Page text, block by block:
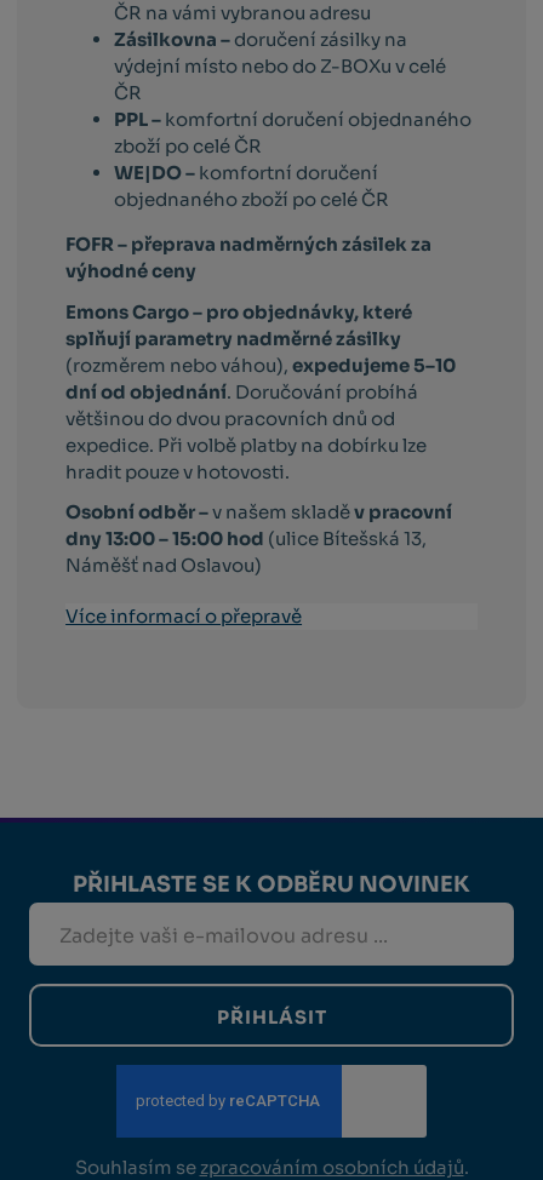
ČR na vámi vybranou adresu
Zásilkovna – doručení zásilky na
výdejní místo nebo do Z-BOXu v celé
ČR
PPL – komfortní doručení objednaného
zboží po celé ČR
WE|DO – komfortní doručení
objednaného zboží po celé ČR
FOFR – přeprava nadměrných zásilek za
výhodné ceny
Emons Cargo – pro objednávky, které
splňují parametry nadměrné zásilky
(rozměrem nebo váhou),expedujeme 5–10
dní od objednání. Doručování probíhá
většinou do dvou pracovních dnů od
expedice. Při volbě platby na dobírku lze
hradit pouze v hotovosti.
Osobní odběr –v našem skladěv pracovní
dny 13:00 – 15:00 hod (ulice Bítešská 13,
Náměšť nad Oslavou)
Více informací o přepravě
PŘIHLASTE SE K ODBĚRU NOVINEK
PŘIHLÁSIT
Souhlasím se zpracováním osobních údajů.